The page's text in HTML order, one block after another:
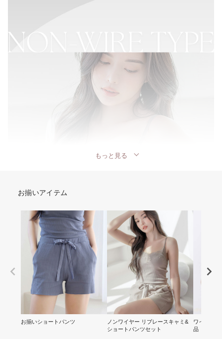
もっと見る
お揃いアイテム
お揃いショートパンツ
ノンワイヤー リブレースキャミ&
ショートパンツセット
ワイヤー
品